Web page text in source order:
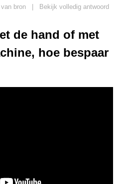
bron
Bekijk volledig antwoord
de hand of met
hoe bespaar